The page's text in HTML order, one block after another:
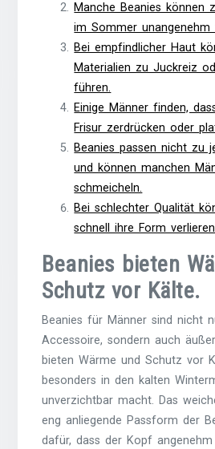
Manche Beanies können
im Sommer unangenehm
Bei empfindlicher Haut
Materialien zu Juckreiz
führen.
Einige Männer finden,
Frisur zerdrücken oder
Beanies passen nicht zu
und können manchen
schmeicheln.
Bei schlechter Qualität
schnell ihre Form
Beanies bieten
Schutz vor Kälte.
Beanies für Männer sind nicht
Accessoire, sondern auch
bieten Wärme und Schutz vor
besonders in den kalten
unverzichtbar macht. Das
eng anliegende Passform der
dafür, dass der Kopf